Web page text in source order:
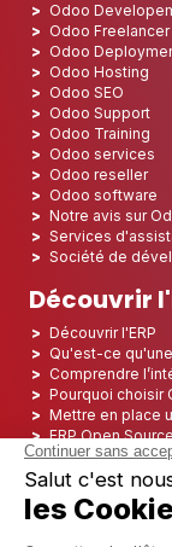
Odoo
Odoo
Odoo
Odoo Hosting
Odoo SEO
Odoo Support
Odoo Training
Odoo services
Odoo reseller
Odoo software
Notre avis sur
Services
Société de
Découvrir
Découvrir l'ERP
Qu'est-ce
Comprendre
Pourquoi choisir
Mettre en place
ERP Open
Logiciel ERP
Top 5 des ERP
ERP Deployment